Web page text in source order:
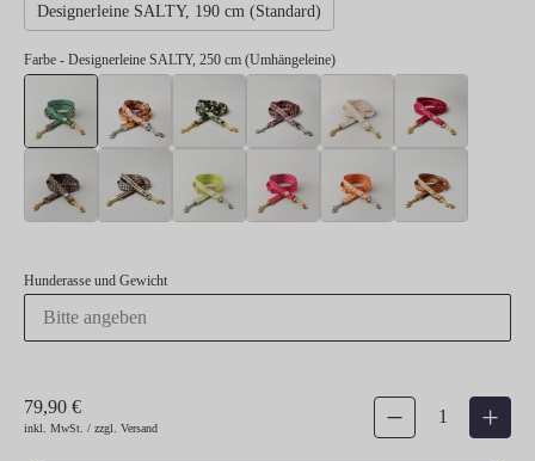
Designerleine SALTY, 190 cm (Standard)
Farbe - Designerleine SALTY, 250 cm (Umhängeleine)
Hunderasse und Gewicht
79,90 €
inkl. MwSt. / zzgl. Versand
Produkt Anzahl: Gib den